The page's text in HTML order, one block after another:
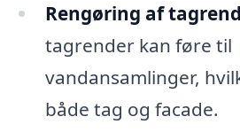
Rengøring af
tagrender kan føre til
vandansamlinger,
både tag og facade.